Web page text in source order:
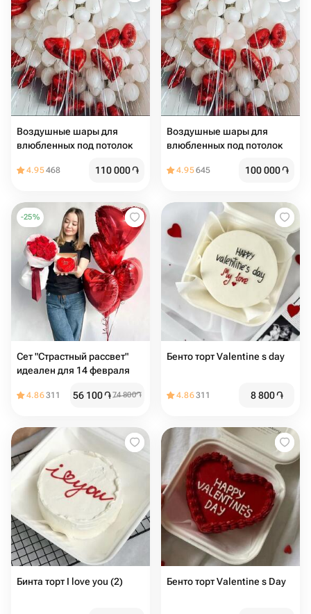
Воздушные шары для
влюбленных под потолок
4.95468 110 000֏
Воздушные шары для
влюбленных под потолок
4.95645 100 000֏
-25%
Сет "Страстный рассвет"
идеален для 14 февраля
4.86311 56 100֏74 800֏
Бенто торт Valentine s day
4.86311 8 800֏
Бинта торт I love you (2) Бенто торт Valentine s Day